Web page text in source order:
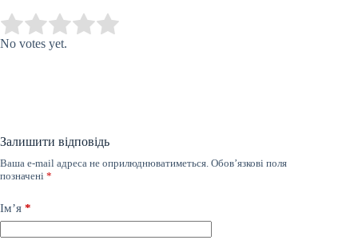
Rate this item:
No votes yet.
Залишити відповідь
Ваша e-mail адреса не оприлюднюватиметься. Обов’язкові поля
позначені *
Ім’я *